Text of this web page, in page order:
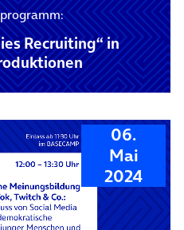
Recruiting“ in
06.
Mai
2024